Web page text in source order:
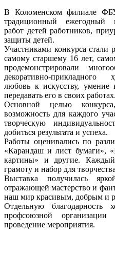
В Коломенском филиале ФБУ
традиционный ежегодный
работ детей работников,
защиты детей.
Участниками конкурса стали
самому старшему 16 лет,
продемонстрировали
декоративно-прикладного
любовь к искусству,
передавать его в своих работах.
Основной целью
возможность для каждого
творческую
добиться результата и успеха.
Работы оценивались по
«Карандаш и лист бумаги»,
картины» и другие.
грамоту и набор для
Выставка получилась
отражающей мастерство и
наш мир красивым, добрым и
Отдельную благодарность
профсоюзной
проведение мероприятия.